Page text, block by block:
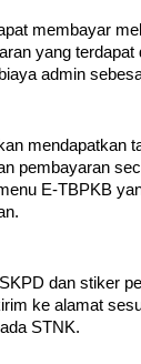
membayar
yang terdapat
admin
mendapatkan
pembayaran
E-TBPKB
dan stiker
ke alamat
STNK.